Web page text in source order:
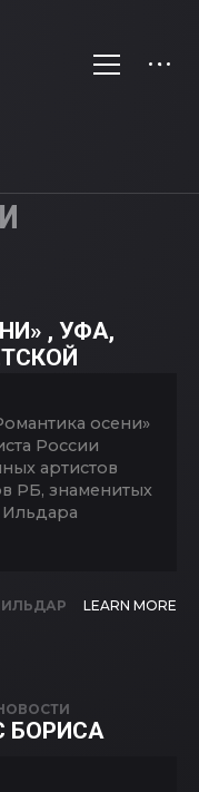
, УФА,
осени»
России
артистов
РБ, знаменитых
ИЛЬДАР
LEARN MORE
БОРИСА